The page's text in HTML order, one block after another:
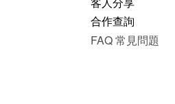
合作查詢
FAQ 常見問題